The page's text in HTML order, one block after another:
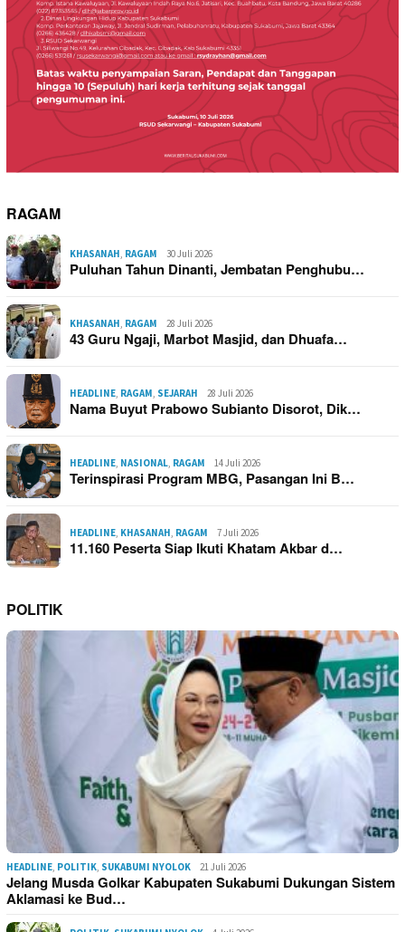
RAGAM
KHASANAH, RAGAM 30 Juli 2026
Puluhan Tahun Dinanti, Jembatan Penghubu…
KHASANAH, RAGAM 28 Juli 2026
43 Guru Ngaji, Marbot Masjid, dan Dhuafa…
HEADLINE, RAGAM, SEJARAH 28 Juli 2026
Nama Buyut Prabowo Subianto Disorot, Dik…
HEADLINE, NASIONAL, RAGAM 14 Juli 2026
Terinspirasi Program MBG, Pasangan Ini B…
HEADLINE, KHASANAH, RAGAM 7 Juli 2026
11.160 Peserta Siap Ikuti Khatam Akbar d…
POLITIK
HEADLINE, POLITIK, SUKABUMI NYOLOK 21 Juli 2026
Jelang Musda Golkar Kabupaten Sukabumi Dukungan Sistem
Aklamasi ke Bud…